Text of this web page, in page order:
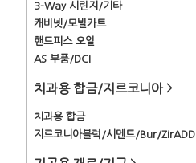
3-Way 시린지/기타
캐비넷/모빌카트
핸드피스 오일
AS 부품/DCI
치과용 합금/지르코니아 >
치과용 합금
지르코니아블럭/시멘트/Bur/ZirADD